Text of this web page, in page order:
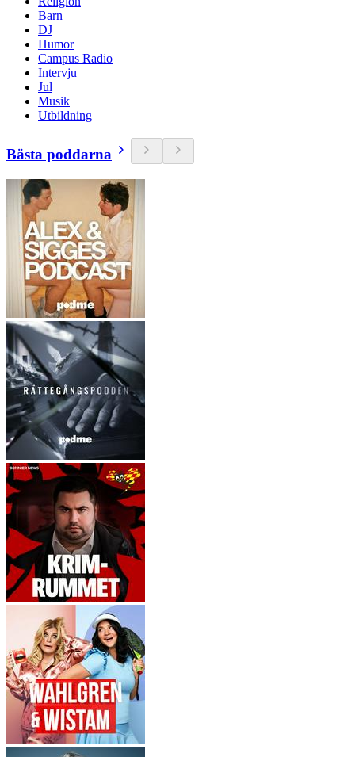
Barn
DJ
Humor
Campus Radio
Intervju
Jul
Musik
Utbildning
Bästa poddarna